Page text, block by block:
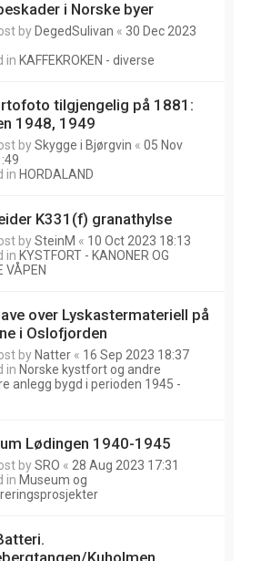
i Norske byer
by DegedSulivan « 30 Dec 2023
in KAFFEKROKEN - diverse
tilgjengelig på 1881:
1948, 1949
bySkygge i Bjørgvin « 05 Nov
in HORDALAND
K331(f) granathylse
bySteinM « 10 Oct 2023 18:13
in KYSTFORT - KANONER OG
VÅPEN
over Lyskastermateriell på
i Oslofjorden
by Natter « 16 Sep 2023 18:37
in Norske kystfort og andre
anlegg bygd i perioden 1945 -
Lødingen 1940-1945
bySRO « 28 Aug 2023 17:31
in Museum og
Kuholmen.